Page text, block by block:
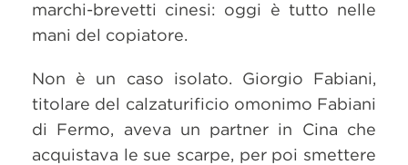
marchi-brevetti cinesi: oggi è tutto nelle
mani del copiatore.
Non è un caso isolato. Giorgio Fabiani,
titolare del calzaturificio omonimo Fabiani
di Fermo, aveva un partner in Cina che
acquistava le sue scarpe, per poi smettere